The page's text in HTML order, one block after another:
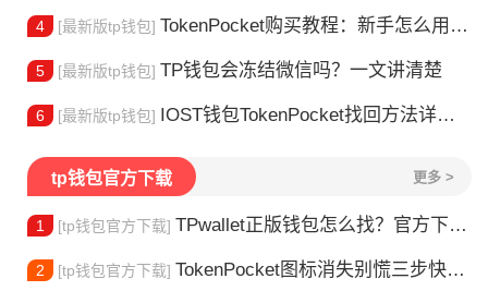
4 [最新版tp钱包] TokenPocket购买教程：新手怎么用TP钱包买币
5 [最新版tp钱包] TP钱包会冻结微信吗？一文讲清楚
6 [最新版tp钱包] IOST钱包TokenPocket找回方法详解 - 助您安全恢复数字资产
tp钱包官方下载 更多 >
1 [tp钱包官方下载] TPwallet正版钱包怎么找？官方下载渠道全解析
2 [tp钱包官方下载] TokenPocket图标消失别慌三步快速找回你的钱包